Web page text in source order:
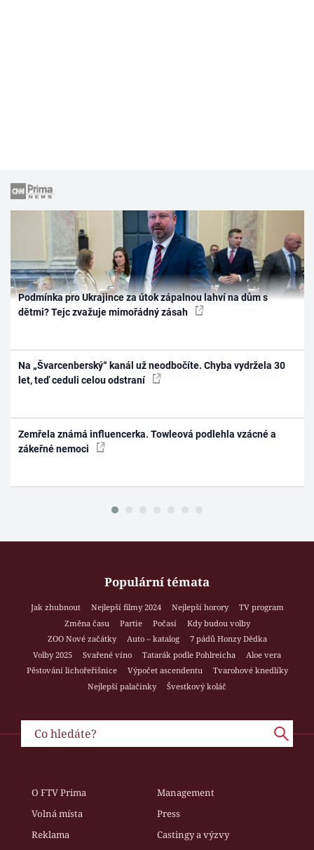
Podmínka pro Ukrajince za útok zápalnou lahví na dům s
dětmi? Tejc zvažuje mimořádný zásah
Na „Švarcenberský“ kanál už neodbočíte. Chyba vydržela 30
let, teď ceduli celou odstraní
Zemřela známá influencerka. Towleová podlehla vzácné a
zákeřné nemoci
Populární témata
Jak zhubnout Nejlepší filmy 2024 Nejlepší horory
TV program
Změna času
Partie Počasí
Kdy budou volby
ZOO Nové začátky
Auto – katalog
7 pádů Honzy Dědka
Volby 2025
Svařené víno Tatarák podle Pohlreicha
Aloe vera
Pěstování lichořeřišnice
Výpočet ascendentu
Tvarohové knedlíky
Nejlepší palačinky
Švestkový koláč
O FTV Prima
Management
Volná místa
Press
Reklama
Castingy a výzvy